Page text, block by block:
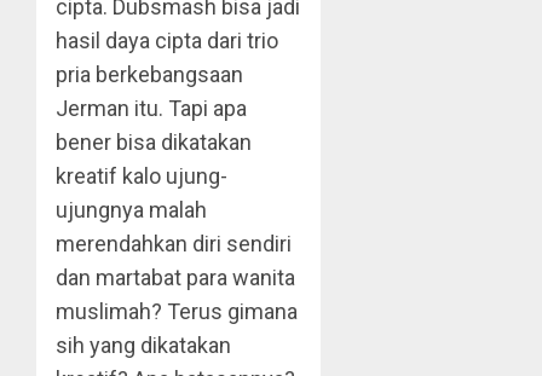
cipta. Dubsmash bisa jadi
hasil daya cipta dari trio
pria berkebangsaan
Jerman itu. Tapi apa
bener bisa dikatakan
kreatif kalo ujung-
ujungnya malah
merendahkan diri sendiri
dan martabat para wanita
muslimah? Terus gimana
sih yang dikatakan